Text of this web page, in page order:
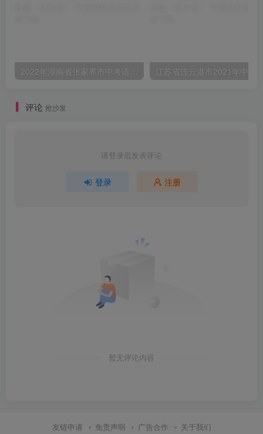
2022年湖南省张家界市中考语文真题（空白卷）
评论 抢沙发
请登录后发表评论
登录 注册
暂无评论内容
友链申请 免责声明 广告合作 关于我们